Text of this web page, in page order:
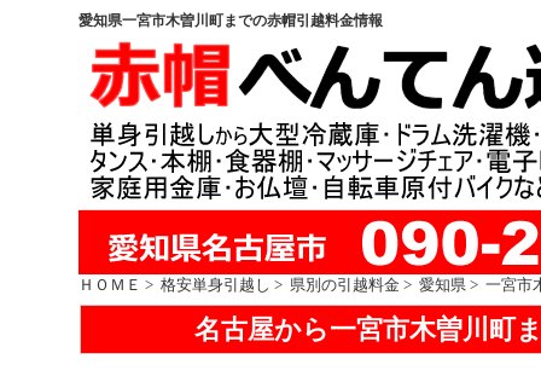
愛知県一宮市木曽川町までの赤帽引越料金情報
ＨＯＭＥ > 格安単身引越し > 県別の引越料金 > 愛知県 > 一宮市
名古屋から一宮市木曽川町